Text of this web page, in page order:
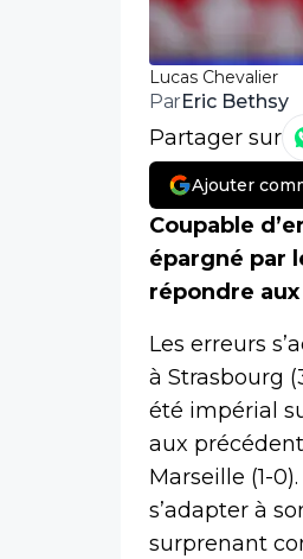
Lucas Chevalier
ParEric Bethsy
Partager sur
Ajouter
Coupable
épargné par
répondre
Les erreurs
à Strasbourg
été impérial
aux
Marseille (1-
s’adapter à
surprenant